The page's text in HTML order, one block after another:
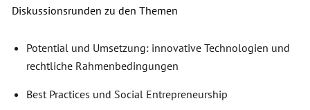
Diskussionsrunden zu den Themen
Potential und Umsetzung: innovative Technologien und
rechtliche Rahmenbedingungen
Best Practices und Social Entrepreneurship